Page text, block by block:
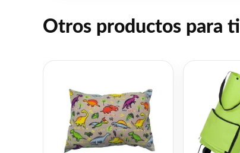
Otros productos para ti